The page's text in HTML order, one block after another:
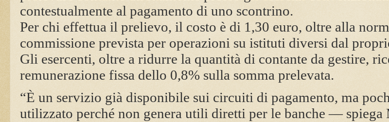
contestualmente al pagamento di uno scontrino.
Per chi effettua il prelievo, il costo è di 1,30 euro, oltre alla
commissione prevista per operazioni su istituti diversi dal
Gli esercenti, oltre a ridurre la quantità di contante da gestire,
remunerazione fissa dello 0,8% sulla somma prelevata.
“È un servizio già disponibile sui circuiti di pagamento, ma
utilizzato perché non genera utili diretti per le banche — spiega